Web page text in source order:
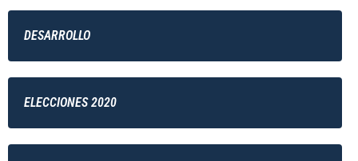
DESARROLLO
ELECCIONES 2020